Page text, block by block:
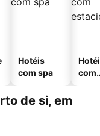
Hotéis
com spa
com
de si, em